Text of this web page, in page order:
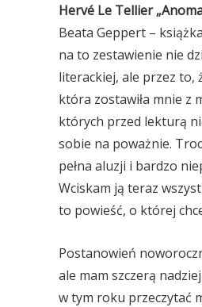
Hervé Le Tellier
Beata Geppert –
na to zestawienie nie
literackiej, ale przez to,
która zostawiła mnie z
których przed lekturą
sobie na poważnie.
pełna aluzji i bardzo
Wciskam ją teraz
to powieść, o której
Postanowień
ale mam szczerą
w tym roku przeczytać